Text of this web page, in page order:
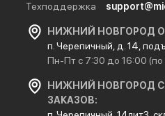
Техподдержка
НИЖНИЙ НОВГОРОД
п. Черепичный, д. 14,
Пн-Пт с 7:30 до 16:00 (по
НИЖНИЙ НОВГОРОД
ЗАКАЗОВ: